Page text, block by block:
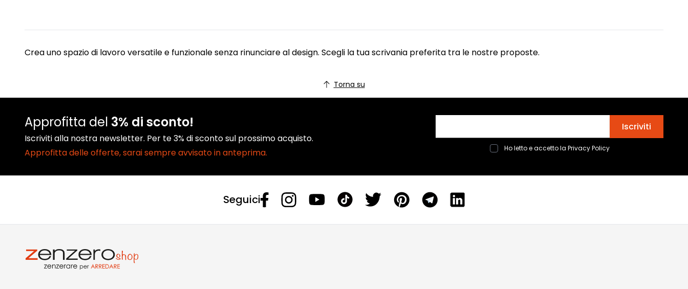
Crea uno spazio di lavoro versatile e funzionale senza rinunciare al design. Scegli la tua scrivania preferita tra le nostre proposte.
Torna su
Approfitta del 3% di sconto!
Iscriviti alla nostra newsletter. Per te 3% di sconto sul prossimo acquisto.
Approfitta delle offerte, sarai sempre avvisato in anteprima.
Iscriviti
Ho letto e accetto la Privacy Policy
Seguici